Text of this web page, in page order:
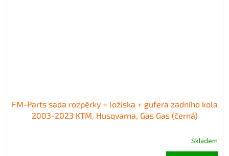
FM-Parts sada rozpěrky + ložiska + gufera zadního kola
2003-2023 KTM, Husqvarna, Gas Gas (černá)
Skladem